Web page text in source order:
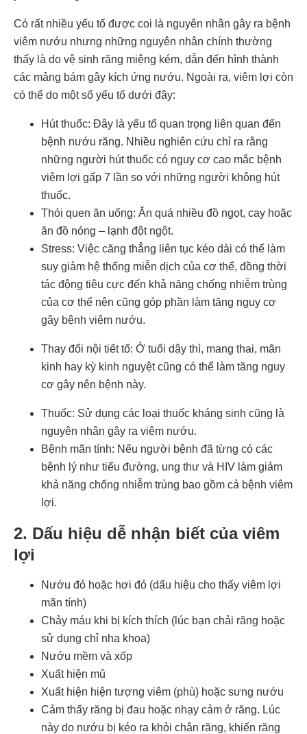
Có rất nhiều yếu tố được coi là nguyên nhân gây ra bệnh
viêm nướu nhưng những nguyên nhân chính thường
thấy là do vệ sinh răng miệng kém, dẫn đến hình thành
các mảng bám gây kích ứng nướu. Ngoài ra, viêm lợi còn
có thể do một số yếu tố dưới đây:
Hút thuốc: Đây là yếu tố quan trọng liên quan đến
bệnh nướu răng. Nhiều nghiên cứu chỉ ra rằng
những người hút thuốc có nguy cơ cao mắc bệnh
viêm lợi gấp 7 lần so với những người không hút
thuốc.
Thói quen ăn uống: Ăn quá nhiều đồ ngọt, cay hoặc
ăn đồ nóng – lạnh đột ngột.
Stress: Việc căng thẳng liên tục kéo dài có thể làm
suy giảm hệ thống miễn dịch của cơ thể, đồng thời
tác động tiêu cực đến khả năng chống nhiễm trùng
của cơ thể nên cũng góp phần làm tăng nguy cơ
gây bệnh viêm nướu.
Thay đổi nội tiết tố: Ở tuổi dậy thì, mang thai, mãn
kinh hay kỳ kinh nguyệt cũng có thể làm tăng nguy
cơ gây nên bệnh này.
Thuốc: Sử dụng các loại thuốc kháng sinh cũng là
nguyên nhân gây ra viêm nướu.
Bệnh mãn tính: Nếu người bệnh đã từng có các
bệnh lý như tiểu đường, ung thư và HIV làm giảm
khả năng chống nhiễm trùng bao gồm cả bệnh viêm
lợi.
2. Dấu hiệu dễ nhận biết của viêm
lợi
Nướu đỏ hoặc hơi đỏ (dấu hiệu cho thấy viêm lợi
mãn tính)
Chảy máu khi bị kích thích (lúc bạn chải răng hoặc
sử dụng chỉ nha khoa)
Nướu mềm và xốp
Xuất hiện mủ
Xuất hiện hiện tượng viêm (phù) hoặc sưng nướu
Cảm thấy răng bị đau hoặc nhạy cảm ở răng. Lúc
này do nướu bị kéo ra khỏi chân răng, khiến răng